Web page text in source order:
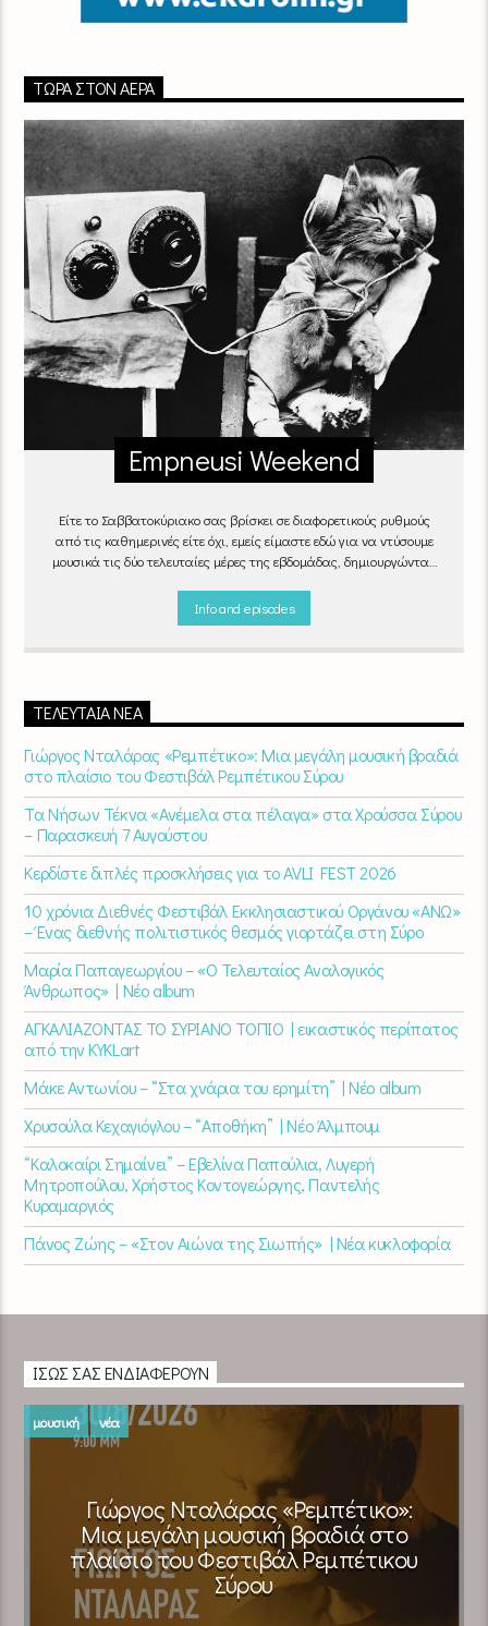
ΤΏΡΑ ΣΤΟΝ ΑΈΡΑ
Empneusi Weekend
Είτε το Σαββατοκύριακο σας βρίσκει σε διαφορετικούς ρυθμούς
από τις καθημερινές είτε όχι, εμείς είμαστε εδώ για να ντύσουμε
μουσικά τις δύο τελευταίες μέρες της εβδομάδας, δημιουργώντας
Info and episodes
ΤΕΛΕΥΤΑΊΑ ΝΈΑ
Γιώργος Νταλάρας «Ρεμπέτικο»: Μια μεγάλη μουσική βραδιά
στο πλαίσιο του Φεστιβάλ Ρεμπέτικου Σύρου
Τα Νήσων Τέκνα «Ανέμελα στα πέλαγα» στα Χρούσσα Σύρου
– Παρασκευή 7 Αυγούστου
Κερδίστε διπλές προσκλήσεις για το AVLI FEST 2026
10 χρόνια Διεθνές Φεστιβάλ Εκκλησιαστικού Οργάνου «ΑΝΩ»
– Ένας διεθνής πολιτιστικός θεσμός γιορτάζει στη Σύρο​
Μαρία Παπαγεωργίου – «Ο Τελευταίος Αναλογικός
Άνθρωπος» | Νέο album
ΑΓΚΑΛΙΑΖΟΝΤΑΣ ΤΟ ΣΥΡΙΑΝΟ ΤΟΠΙΟ | εικαστικός περίπατος
από την KYKLart
Μάκε Αντωνίου – “Στα χνάρια του ερημίτη” | Νέο album
Χρυσούλα Κεχαγιόγλου – “Αποθήκη” | Νέο Άλμπουμ
“Καλοκαίρι Σημαίνει” – Εβελίνα Παπούλια, Λυγερή
Μητροπούλου, Χρήστος Κοντογεώργης, Παντελής
Κυραμαργιός
Πάνος Ζώης – «Στον Αιώνα της Σιωπής» | Νέα κυκλοφορία
ΊΣΩΣ ΣΑΣ ΕΝΔΙΑΦΈΡΟΥΝ
μουσική νέα
Γιώργος Νταλάρας «Ρεμπέτικο»:
Μια μεγάλη μουσική βραδιά στο
πλαίσιο του Φεστιβάλ Ρεμπέτικου
Σύρου